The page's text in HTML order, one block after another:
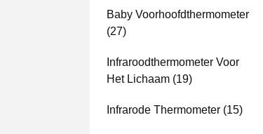
Baby Voorhoofdthermometer
(27)
Infraroodthermometer Voor
Het Lichaam (19)
Infrarode Thermometer (15)